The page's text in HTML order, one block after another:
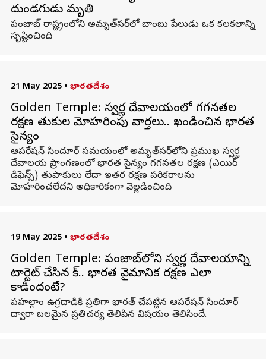
దుండగుడు మృతి
పంజాబ్ రాష్ట్రంలోని అమృత్‌సర్‌లో బాంబు పేలుడు ఒక కలకలాన్ని
సృష్టించింది.
21 May 2025 • భారతదేశం
Golden Temple: స్వర్ణ దేవాలయంలో గగనతల
రక్షణ తుపాకుల మోహరింపు వార్తలు.. ఖండించిన భారత
సైన్యం
ఆపరేషన్ సిందూర్ సమయంలో అమృత్‌సర్‌లోని ప్రముఖ స్వర్ణ
దేవాలయ ప్రాంగణంలో భారత సైన్యం గగనతల రక్షణ (ఎయిర్
డిఫెన్స్) తుపాకులు లేదా ఇతర రక్షణ పరికరాలను
మోహరించలేదని అధికారికంగా వెల్లడించింది.
19 May 2025 • భారతదేశం
Golden Temple: పంజాబ్‌లోని స్వర్ణ దేవాలయాన్ని
టార్టెట్‌ చేసిన పాక్‌.. భారత వైమానిక రక్షణ ఎలా
కాపాడిందంటే?
పహల్గాం ఉగ్రదాడికి ప్రతిగా భారత్ చేపట్టిన ఆపరేషన్‌ సిందూర్‌
ద్వారా బలమైన ప్రతిచర్య తెలిపిన విషయం తెలిసిందే.